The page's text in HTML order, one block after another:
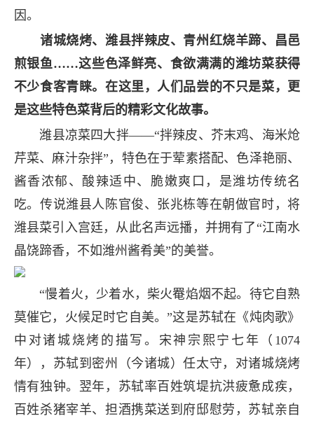
因。
诸城烧烤、潍县拌辣皮、青州红烧羊蹄、昌邑
煎银鱼……这些色泽鲜亮、食欲满满的潍坊菜获得
不少食客青睐。在这里，人们品尝的不只是菜，更
是这些特色菜背后的精彩文化故事。
潍县凉菜四大拌——“拌辣皮、芥末鸡、海米炝
芹菜、麻汁杂拌”，特色在于荤素搭配、色泽艳丽、
酱香浓郁、酸辣适中、脆嫩爽口，是潍坊传统名
吃。传说潍县人陈官俊、张兆栋等在朝做官时，将
潍县菜引入宫廷，从此名声远播，并拥有了“江南水
晶饶蹄香，不如潍州酱肴美”的美誉。
“慢着火，少着水，柴火罨焰烟不起。待它自熟
莫催它，火候足时它自美。”这是苏轼在《炖肉歌》
中对诸城烧烤的描写。宋神宗熙宁七年（1074
年），苏轼到密州（今诸城）任太守，对诸城烧烤
情有独钟。翌年，苏轼率百姓筑堤抗洪疲惫成疾，
百姓杀猪宰羊、担酒携菜送到府邸慰劳，苏轼亲自